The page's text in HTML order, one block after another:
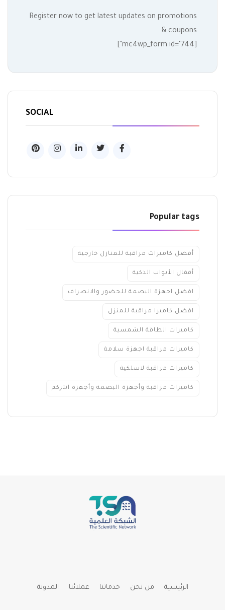
Register now to get latest updates on promotions
& coupons.
SOCIAL
Popular tags
أفضل كاميرات مراقبة للمنازل خارجية
أقفال الأبواب الذكية
افضل اجهزة البصمة للحضور والانصراف
افضل كاميرا مراقبة للمنزل
كاميرات الطاقة الشمسية
كاميرات مراقبة اجهزة سلامة
كاميرات مراقبة لاسلكية
كاميرات مراقبة وأجهزة البصمه وأجهزة انتركم
الرئيسية من نحن خدماتنا عملائنا المدونة